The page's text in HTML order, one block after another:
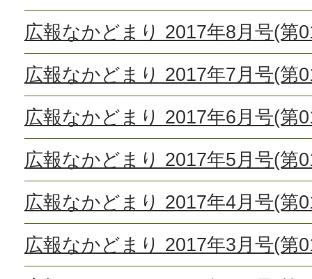
広報なかどまり 2017年8月号(第
広報なかどまり 2017年7月号(第
広報なかどまり 2017年6月号(第
広報なかどまり 2017年5月号(第
広報なかどまり 2017年4月号(第
広報なかどまり 2017年3月号(第